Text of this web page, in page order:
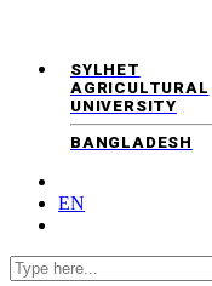
SYLHET
AGRICULTURAL
UNIVERSITY
BANGLADESH
EN